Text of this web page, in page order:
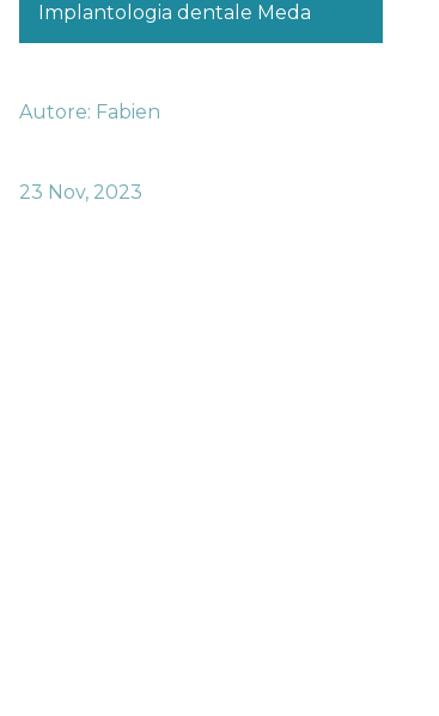
Implantologia dentale Meda
Autore: Fabien
23 Nov, 2023